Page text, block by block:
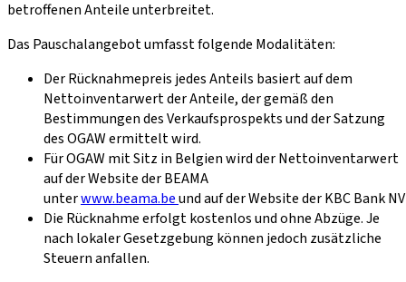
betroffenen Anteile unterbreitet.
Das Pauschalangebot umfasst folgende Modalitäten:
Der Rücknahmepreis jedes Anteils basiert auf dem
Nettoinventarwert der Anteile, der gemäß den
Bestimmungen des Verkaufsprospekts und der Satzung
des OGAW ermittelt wird.
Für OGAW mit Sitz in Belgien wird der Nettoinventarwert
auf der Website der BEAMA
unterwww.beama.beund auf der Website der KBC Bank
Die Rücknahme erfolgt kostenlos und ohne Abzüge. Je
nach lokaler Gesetzgebung können jedoch zusätzliche
Steuern anfallen.